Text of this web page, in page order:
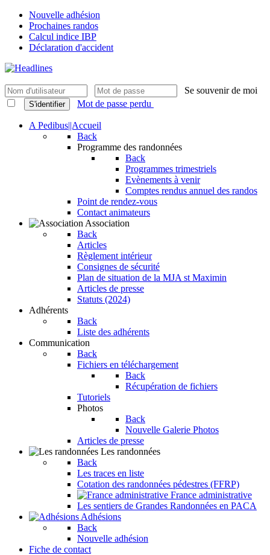
Nouvelle adhésion
Prochaines randos
Calcul indice IBP
Déclaration d'accident
Se souvenir de moi
S'identifier Mot de passe perdu
A Pedibus||Accueil
Back
Programme des randonnées
Back
Programmes trimestriels
Evènements à venir
Comptes rendus annuel des randos
Point de rendez-vous
Contact animateurs
Association
Back
Articles
Règlement intérieur
Consignes de sécurité
Plan de situation de la MJA st Maximin
Articles de presse
Statuts (2024)
Adhérents
Back
Liste des adhérents
Communication
Back
Fichiers en téléchargement
Back
Récupération de fichiers
Tutoriels
Photos
Back
Nouvelle Galerie Photos
Articles de presse
Les randonnées
Back
Les traces en liste
Cotation des randonnées pédestres (FFRP)
France administrative
Les sentiers de Grandes Randonnées en PACA
Adhésions
Back
Nouvelle adhésion
Fiche de contact